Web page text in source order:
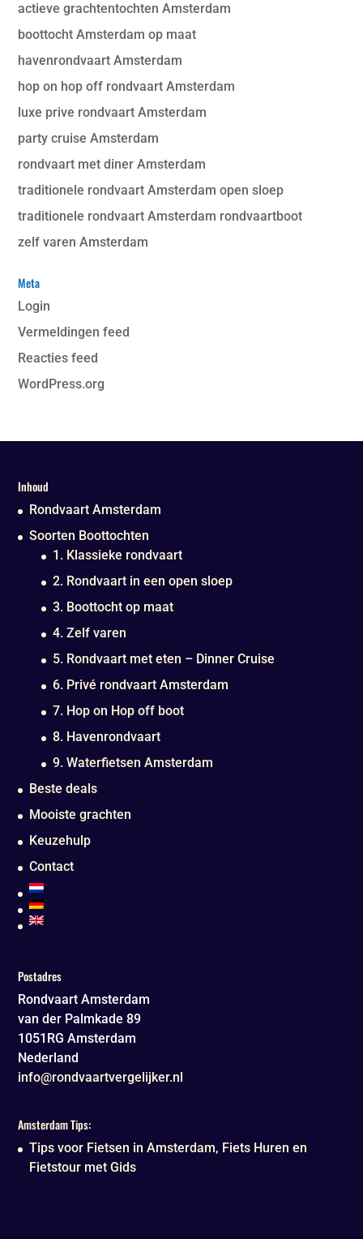
actieve grachtentochten Amsterdam
boottocht Amsterdam op maat
havenrondvaart Amsterdam
hop on hop off rondvaart Amsterdam
luxe prive rondvaart Amsterdam
party cruise Amsterdam
rondvaart met diner Amsterdam
traditionele rondvaart Amsterdam open sloep
traditionele rondvaart Amsterdam rondvaartboot
zelf varen Amsterdam
Meta
Login
Vermeldingen feed
Reacties feed
WordPress.org
Inhoud
Rondvaart Amsterdam
Soorten Boottochten
1. Klassieke rondvaart
2. Rondvaart in een open sloep
3. Boottocht op maat
4. Zelf varen
5. Rondvaart met eten – Dinner Cruise
6. Privé rondvaart Amsterdam
7. Hop on Hop off boot
8. Havenrondvaart
9. Waterfietsen Amsterdam
Beste deals
Mooiste grachten
Keuzehulp
Contact
Postadres
Rondvaart Amsterdam
van der Palmkade 89
1051RG Amsterdam
Nederland
info@rondvaartvergelijker.nl
Amsterdam Tips:
Tips voor Fietsen in Amsterdam, Fiets Huren en
Fietstour met Gids